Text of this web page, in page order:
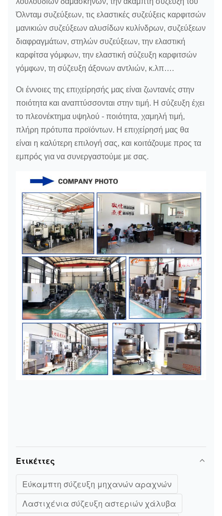
Όλνταμ συζεύξεων, τις ελαστικές συζεύξεις καρφιτσών
μανικιών συζεύξεων αλυσίδων κυλίνδρων, συζεύξεων
διαφραγμάτων, στηλών συζεύξεων, την ελαστική
καρφίτσα γόμφων, την ελαστική σύζευξη καρφιτσών
γόμφων, τη σύζευξη άξονων αντλιών, κ.λπ….
Οι έννοιες της επιχείρησής μας είναι ζωντανές στην
ποιότητα και αναπτύσσονται στην τιμή. Η σύζευξη έχει
το πλεονέκτημα υψηλού - ποιότητα, χαμηλή τιμή,
πλήρη πρότυπα προϊόντων. Η επιχείρησή μας θα
είναι η καλύτερη επιλογή σας, και κοιτάζουμε προς τα
εμπρός για να συνεργαστούμε με σας.
Ετικέττες
Εύκαμπτη σύζευξη μηχανών αραχνών
Λαστιχένια σύζευξη αστεριών χάλυβα